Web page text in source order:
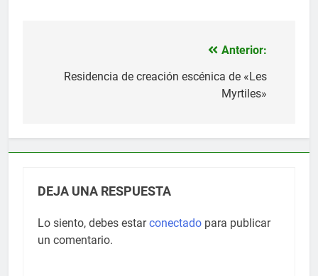
Anterior:
Residencia de creación escénica de «Les
Myrtiles»
DEJA UNA RESPUESTA
Lo siento, debes estarconectado para publicar
un comentario.